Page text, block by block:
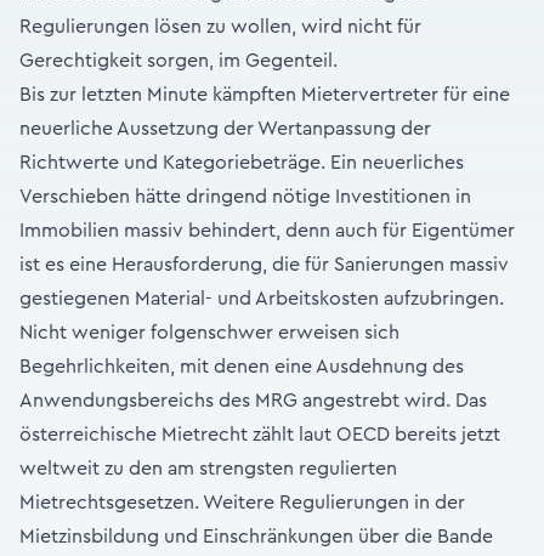
Regulierungen lösen zu wollen, wird nicht für
Gerechtigkeit sorgen, im Gegenteil.
Bis zur letzten Minute kämpften Mietervertreter für eine
neuerliche Aussetzung der Wertanpassung der
Richtwerte und Kategoriebeträge. Ein neuerliches
Verschieben hätte dringend nötige Investitionen in
Immobilien massiv behindert, denn auch für Eigentümer
ist es eine Herausforderung, die für Sanierungen massiv
gestiegenen Material- und Arbeitskosten aufzubringen.
Nicht weniger folgenschwer erweisen sich
Begehrlichkeiten, mit denen eine Ausdehnung des
Anwendungsbereichs des MRG angestrebt wird. Das
österreichische Mietrecht zählt laut OECD bereits jetzt
weltweit zu den am strengsten regulierten
Mietrechtsgesetzen. Weitere Regulierungen in der
Mietzinsbildung und Einschränkungen über die Bande